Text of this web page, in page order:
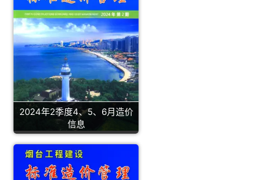
2024年2季度4、5、6月造价
信息